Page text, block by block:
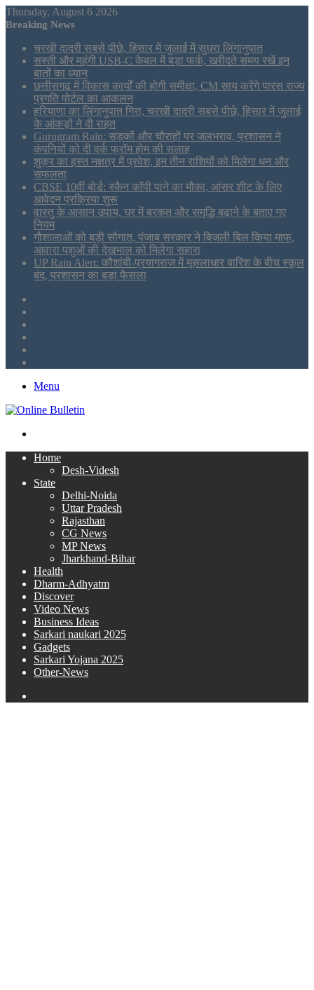
Thursday, August 6 2026
Breaking News
चरखी दादरी सबसे पीछे, हिसार में जुलाई में सुधरा लिंगानुपात
सस्ती और महंगी USB-C केबल में बड़ा फर्क, खरीदते समय रखें इन
बातों का ध्यान
छत्तीसगढ़ में विकास कार्यों की होगी समीक्षा, CM साय करेंगे पारस राज्य
प्रगति पोर्टल का आकलन
हरियाणा का लिंगानुपात गिरा, चरखी दादरी सबसे पीछे, हिसार में जुलाई
के आंकड़ों ने दी राहत
Gurugram Rain: सड़कों और चौराहों पर जलभराव, प्रशासन ने
कंपनियों को दी वर्क फ्रॉम होम की सलाह
शुक्र का हस्त नक्षत्र में प्रवेश, इन तीन राशियों को मिलेगा धन और
सफलता
CBSE 10वीं बोर्ड: स्कैन कॉपी पाने का मौका, आंसर शीट के लिए
आवेदन प्रक्रिया शुरू
वास्तु के आसान उपाय, घर में बरकत और समृद्धि बढ़ाने के बताए गए
नियम
गौशालाओं को बड़ी सौगात, पंजाब सरकार ने बिजली बिल किया माफ,
आवारा पशुओं की देखभाल को मिलेगा सहारा
UP Rain Alert: कौशांबी-प्रयागराज में मूसलाधार बारिश के बीच स्कूल
बंद, प्रशासन का बड़ा फैसला
Menu
Home
Desh-Videsh
State
Delhi-Noida
Uttar Pradesh
Rajasthan
CG News
MP News
Jharkhand-Bihar
Health
Dharm-Adhyatm
Discover
Video News
Business Ideas
Sarkari naukari 2025
Gadgets
Sarkari Yojana 2025
Other-News